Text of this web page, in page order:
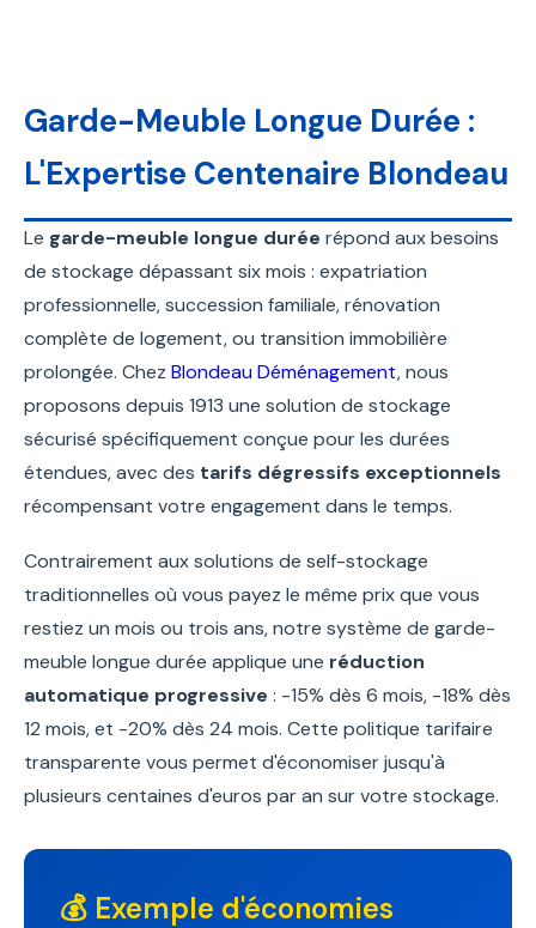
Garde-Meuble Longue Durée :
L'Expertise Centenaire Blondeau
Le garde-meuble longue durée répond aux besoins
de stockage dépassant six mois : expatriation
professionnelle, succession familiale, rénovation
complète de logement, ou transition immobilière
prolongée. Chez Blondeau Déménagement, nous
proposons depuis 1913 une solution de stockage
sécurisé spécifiquement conçue pour les durées
étendues, avec des tarifs dégressifs exceptionnels
récompensant votre engagement dans le temps.
Contrairement aux solutions de self-stockage
traditionnelles où vous payez le même prix que vous
restiez un mois ou trois ans, notre système de garde-
meuble longue durée applique une réduction
automatique progressive : -15% dès 6 mois, -18% dès
12 mois, et -20% dès 24 mois. Cette politique tarifaire
transparente vous permet d'économiser jusqu'à
plusieurs centaines d'euros par an sur votre stockage.
💰 Exemple d'économies